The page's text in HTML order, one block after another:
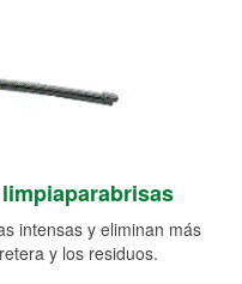
intensas y eliminan más
y los residuos.